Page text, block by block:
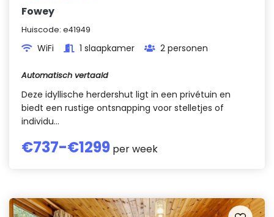
Fowey
Huiscode: e41949
WiFi 1 slaapkamer 2 personen
Automatisch vertaald
Deze idyllische herdershut ligt in een privétuin en
biedt een rustige ontsnapping voor stelletjes of
individu...
€737-€1299 per week